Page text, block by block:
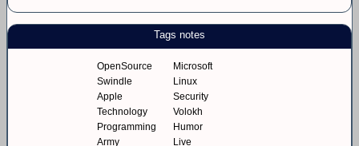
Tags notes
OpenSource
Microsoft
Swindle
Linux
Apple
Security
Technology
Volokh
Programming
Humor
Army
Live